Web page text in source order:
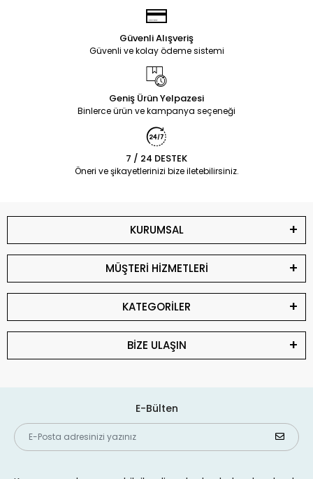
Güvenli Alışveriş
Güvenli ve kolay ödeme sistemi
Geniş Ürün Yelpazesi
Binlerce ürün ve kampanya seçeneği
7 / 24 DESTEK
Öneri ve şikayetlerinizi bize iletebilirsiniz.
KURUMSAL
MÜŞTERİ HİZMETLERİ
KATEGORİLER
BİZE ULAŞIN
E-Bülten